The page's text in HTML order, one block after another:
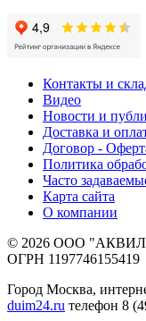
Контакты и
Видео
Новости и
Доставка и
Договор -
Политика
Часто
Карта сайта
О компании
© 2026 ООО
ОГРН 1197746155419
Город Москва,
duim24.ru телефон 8